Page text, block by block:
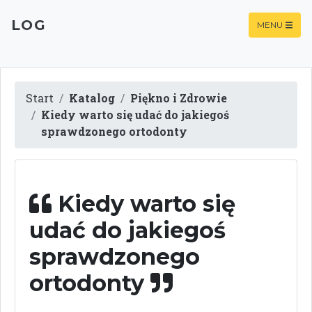
LOG MENU
Start Katalog
Piękno i Zdrowie
Kiedy warto się udać do jakiegoś
sprawdzonego ortodonty
Kiedy warto się
udać do jakiegoś
sprawdzonego
ortodonty